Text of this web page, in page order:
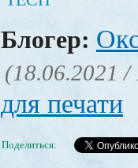
Блогер:
(18.06.2021 /
для печати
Поделиться: